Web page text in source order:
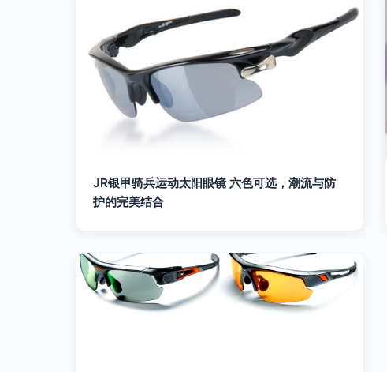
JR银甲骑兵运动太阳眼镜 六色可选，潮流与防
护的完美结合